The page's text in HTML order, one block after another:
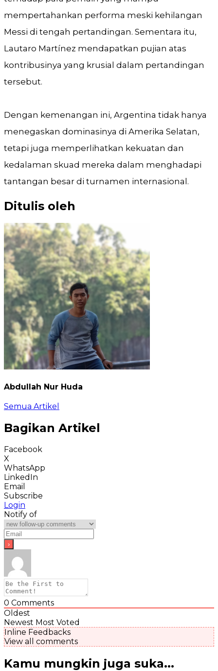
mempertahankan performa meski kehilangan
Messi di tengah pertandingan. Sementara itu,
Lautaro Martínez mendapatkan pujian atas
kontribusinya yang krusial dalam pertandingan
tersebut.
Dengan kemenangan ini, Argentina tidak hanya
menegaskan dominasinya di Amerika Selatan,
tetapi juga memperlihatkan kekuatan dan
kedalaman skuad mereka dalam menghadapi
tantangan besar di turnamen internasional.
Ditulis oleh
Abdullah Nur Huda
Semua Artikel
Bagikan Artikel
Facebook
X
WhatsApp
LinkedIn
Email
Subscribe
Login
Notify of
0 Comments
Oldest
Newest Most Voted
Inline Feedbacks
View all comments
Kamu mungkin juga suka...